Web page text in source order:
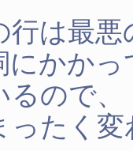
行は最悪
にかかっ
るので
ったく